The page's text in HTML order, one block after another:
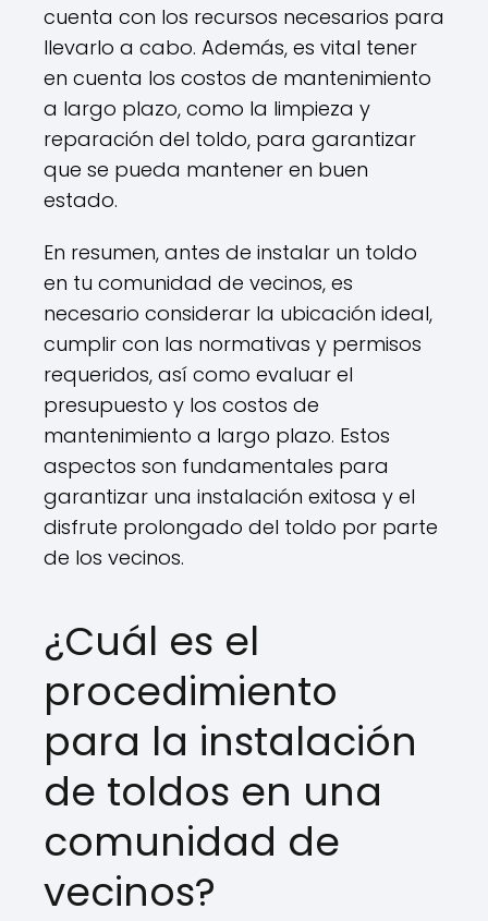
cuenta con los recursos necesarios para
llevarlo a cabo. Además, es vital tener
en cuenta los costos de mantenimiento
a largo plazo, como la limpieza y
reparación del toldo, para garantizar
que se pueda mantener en buen
estado.
En resumen, antes de instalar un toldo
en tu comunidad de vecinos, es
necesario considerar la ubicación ideal,
cumplir con las normativas y permisos
requeridos, así como evaluar el
presupuesto y los costos de
mantenimiento a largo plazo. Estos
aspectos son fundamentales para
garantizar una instalación exitosa y el
disfrute prolongado del toldo por parte
de los vecinos.
¿Cuál es el
procedimiento
para la instalación
de toldos en una
comunidad de
vecinos?